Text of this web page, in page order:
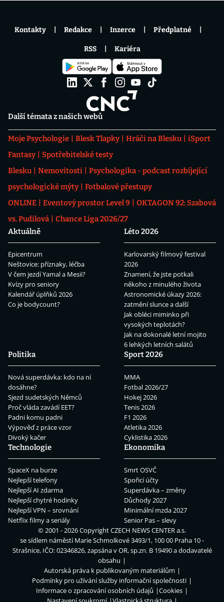
Další témata z našich webů
Moje Psychologie Blesk Tlapky Hráči na Blesku
iSport
Fantasy
Spotřebitelské testy
Blesku
Nemovitosti
Psychologika - podcast rozbíjející
psychologické mýty
Fotbalové přestupy
ONLINE
Eventový prostor Level 9
OKTAGON 92: Szabová
vs. Pudilová
Chance Liga 2026/27
Aktuálně
Epicentrum
Neštovice: příznaky, léčba
V čem jezdí Yamal a Mesii?
Kvízy pro seniory
Kalendář úplňků 2026
Co je bodycount?
Léto 2026
Karlovarský filmový festival
2026
Znamení, že jste potkali
někoho z minulého života
Astronomické úkazy 2026:
zatmění slunce a další
Jak obléci miminko při
vysokých teplotách?
Jak na dokonalé letní mojito
6 lehkých letních salátů
Politika
Nová superdávka: kdo na ní
dosáhne?
Sjezd sudetských Němců
Proč vláda zavádí EET?
Padni komu padni
Výpověď z práce vzor
Divoký kačer
Sport 2026
MMA
Fotbal 2026/27
Hokej 2026
Tenis 2026
F1 2026
Atletika 2026
Cyklistika 2026
Technologie
SpaceX na burze
Nejlepší telefony
Nejlepší AI zdarma
Nejlepší chytré hodinky
Nejlepší VPN – srovnání
Netflix filmy a seriály
Ekonomika
Smrt OSVČ
Spořicí účty
Superdávka – změny
Důchody 2027
Minimální mzda 2027
Senior Pas – slevy
Kontakty Redakce Inzerce Předplatné
RSS Kariéra
© 2001 - 2026 CopyrightCZECH NEWS CENTER a.s.
se sídlem náměstí Marie Schmolkové 3493/1, 100 00 Praha 10 -
Strašnice, IČO: 02346826, zapsána v OR, sp.zn. B 19490 a dodavatelé
obsahu
Autorská práva k publikovaným materiálům
Podmínky pro užívání služby informační společnosti
Informace o zpracování osobních údajů
Cookies